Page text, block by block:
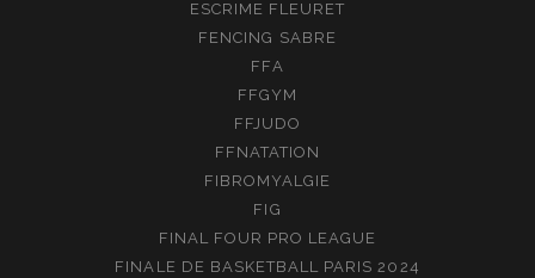
ESCRIME FLEURET
FENCING SABRE
FFA
FFGYM
FFJUDO
FFNATATION
FIBROMYALGIE
FIG
FINAL FOUR PRO LEAGUE
FINALE DE BASKETBALL PARIS 2024